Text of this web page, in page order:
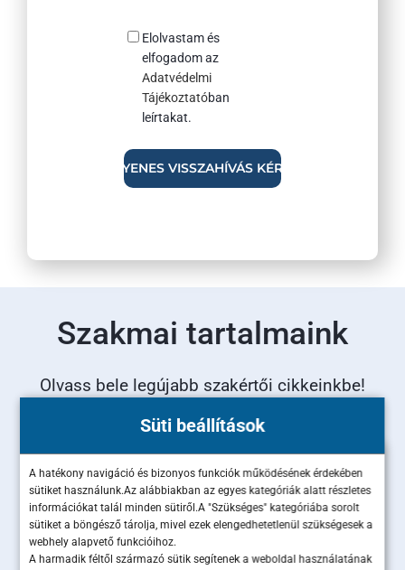
Süti beállítások
A hatékony navigáció és bizonyos funkciók működésének érdekében
sütiket használunk.Az alábbiakban az egyes kategóriák alatt részletes
információkat talál minden sütiről.A "Szükséges" kategóriába sorolt
sütiket a böngésző tárolja, mivel ezek elengedhetetlenül szükségesek a
webhely alapvető funkcióihoz.
A harmadik féltől származó sütik segítenek a weboldal használatának
Consent
Elolvastam és
elfogadom az
Adatvédelmi
Tájékoztatóban
leírtakat.
Szakmai tartalmaink
Olvass bele legújabb szakértői cikkeinkbe!